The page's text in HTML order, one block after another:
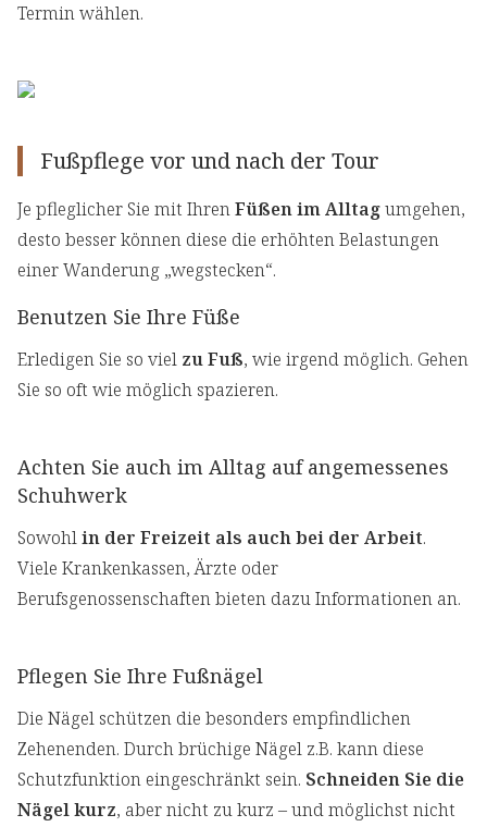
Termin wählen.
Fußpflege vor und nach der Tour
Je pfleglicher Sie mit IhrenFüßen im Alltagumgehen,
desto besser können diese die erhöhten Belastungen
einer Wanderung „wegstecken“.
Benutzen Sie Ihre Füße
Erledigen Sie so viel zu Fuß, wie irgend möglich. Gehen
Sie so oft wie möglich spazieren.
Achten Sie auch im Alltag auf angemessenes
Schuhwerk
Sowohlin der Freizeit als auch bei der Arbeit.
Viele Krankenkassen, Ärzte oder
Berufsgenossenschaften bieten dazu Informationen an.
Pflegen Sie Ihre Fußnägel
Die Nägel schützen die besonders empfindlichen
Zehenenden. Durch brüchige Nägel z.B. kann diese
Schutzfunktion eingeschränkt sein. Schneiden Sie die
Nägel kurz, aber nicht zu kurz – und möglichst nicht